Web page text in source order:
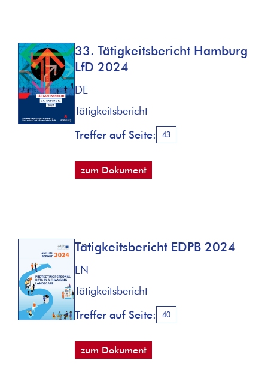
33. Tätigkeitsbericht Hamburg
LfD 2024
DE
Tätigkeitsbericht
Treffer auf Seite:
43
zum Dokument
Tätigkeitsbericht EDPB 2024
EN
Tätigkeitsbericht
Treffer auf Seite:
40
zum Dokument